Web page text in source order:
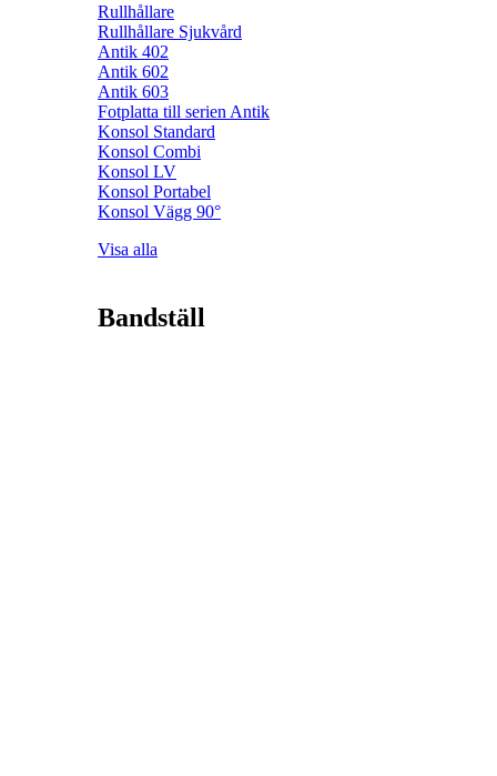
Rullhållare
Rullhållare Sjukvård
Antik 402
Antik 602
Antik 603
Fotplatta till serien Antik
Konsol Standard
Konsol Combi
Konsol LV
Konsol Portabel
Konsol Vägg 90°
Visa alla
Bandställ